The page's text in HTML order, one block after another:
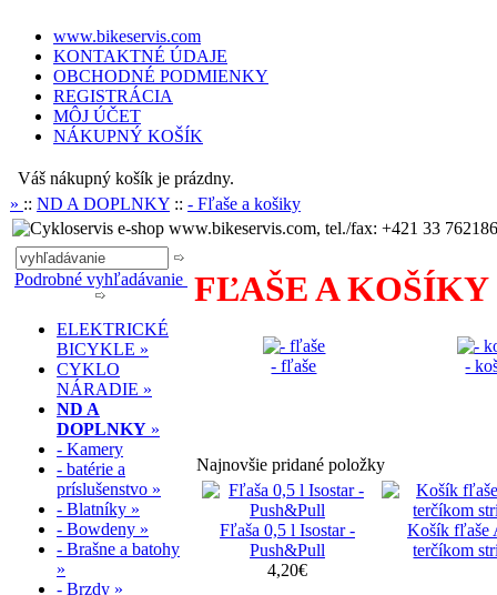
www.bikeservis.com
KONTAKTNÉ ÚDAJE
OBCHODNÉ PODMIENKY
REGISTRÁCIA
MÔJ ÚČET
NÁKUPNÝ KOŠÍK
Váš nákupný košík je prázdny.
» :: ND A DOPLNKY :: - Fľaše a košiky
www.bikeservis.com, tel./fax: +421 33
Podrobné vyhľadávanie
ELEKTRICKÉ
BICYKLE »
CYKLO
NÁRADIE »
ND A
DOPLNKY »
- Kamery
- batérie a
príslušenstvo »
- Blatníky »
- Bowdeny »
- Brašne a batohy
»
- Brzdy »
FĽAŠE A KOŠÍKY
- fľaše -
Najnovšie pridané položky
Fľaša 0,5 l Isostar -
Push&Pull
4,20€
Košík fľaše
terčíkom